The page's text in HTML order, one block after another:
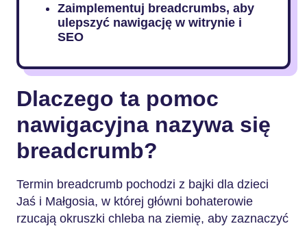
Zaimplementuj breadcrumbs, aby
ulepszyć nawigację w witrynie i
SEO
Dlaczego ta pomoc
nawigacyjna nazywa się
breadcrumb?
Termin breadcrumb pochodzi z bajki dla dzieci
Jaś i Małgosia, w której główni bohaterowie
rzucają okruszki chleba na ziemię, aby zaznaczyć